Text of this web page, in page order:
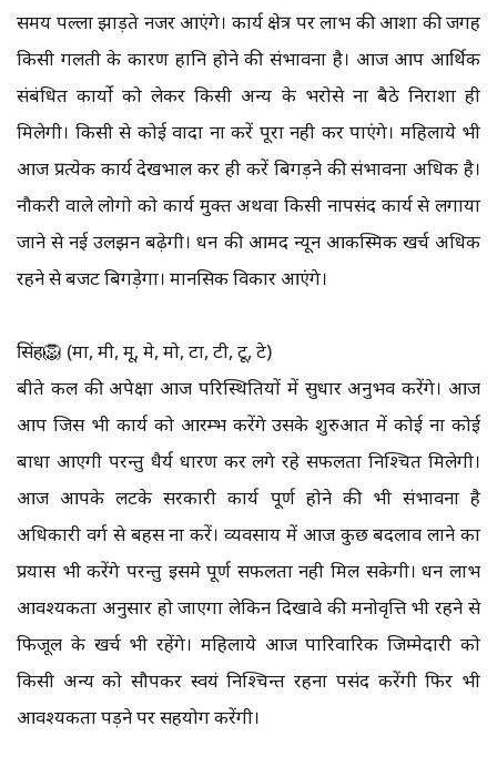
समय पल्ला झाड़ते नजर आएंगे। कार्य क्षेत्र पर लाभ की आशा की जगह
किसी गलती के कारण हानि होने की संभावना है। आज आप आर्थिक
संबंधित कार्यो को लेकर किसी अन्य के भरोसे ना बैठे निराशा ही
मिलेगी। किसी से कोई वादा ना करें पूरा नही कर पाएंगे। महिलाये भी
आज प्रत्येक कार्य देखभाल कर ही करें बिगड़ने की संभावना अधिक है।
नौकरी वाले लोगो को कार्य मुक्त अथवा किसी नापसंद कार्य से लगाया
जाने से नई उलझन बढ़ेगी। धन की आमद न्यून आकस्मिक खर्च अधिक
रहने से बजट बिगड़ेगा। मानसिक विकार आएंगे।
सिंह🦁 (मा, मी, मू, मे, मो, टा, टी, टू, टे)
बीते कल की अपेक्षा आज परिस्थितियों में सुधार अनुभव करेंगे। आज
आप जिस भी कार्य को आरम्भ करेंगे उसके शुरुआत में कोई ना कोई
बाधा आएगी परन्तु धैर्य धारण कर लगे रहे सफलता निश्चित मिलेगी।
आज आपके लटके सरकारी कार्य पूर्ण होने की भी संभावना है
अधिकारी वर्ग से बहस ना करें। व्यवसाय में आज कुछ बदलाव लाने का
प्रयास भी करेंगे परन्तु इसमे पूर्ण सफलता नही मिल सकेगी। धन लाभ
आवश्यकता अनुसार हो जाएगा लेकिन दिखावे की मनोवृत्ति भी रहने से
फिजूल के खर्च भी रहेंगे। महिलाये आज पारिवारिक जिम्मेदारी को
किसी अन्य को सौपकर स्वयं निश्चिन्त रहना पसंद करेंगी फिर भी
आवश्यकता पड़ने पर सहयोग करेंगी।